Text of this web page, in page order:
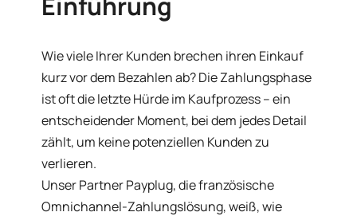
Angebote
Wie viele Ihrer Kunden brechen ihren Einkauf
kurz vor dem Bezahlen ab? Die Zahlungsphase
ist oft die letzte Hürde im Kaufprozess – ein
entscheidender Moment, bei dem jedes Detail
zählt, um keine potenziellen Kunden zu
verlieren.
Unser PartnerPayplug, die französische
Omnichannel-Zahlungslösung, weiß, wie